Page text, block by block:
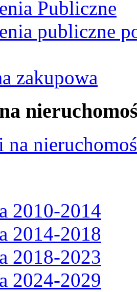
Publiczne
publiczne
zakupowa
na
2010-2014
2014-2018
2018-2023
2024-2029